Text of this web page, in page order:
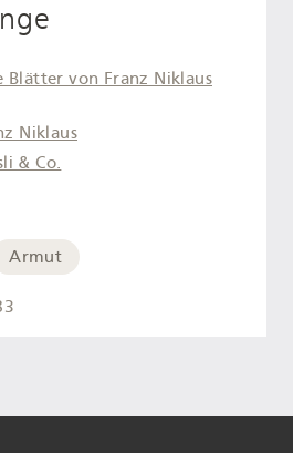
Blätter von Franz Niklaus
Niklaus
& Co.
Armut